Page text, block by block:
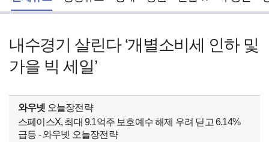
내수경기 살린다 ‘개별소비세 인하 및
가을 빅 세일’
와우넷 오늘장전략
스페이스X, 최대 9.1억주 보호예수 해제 우려 딛고 6.14%
급등 - 와우넷 오늘장전략